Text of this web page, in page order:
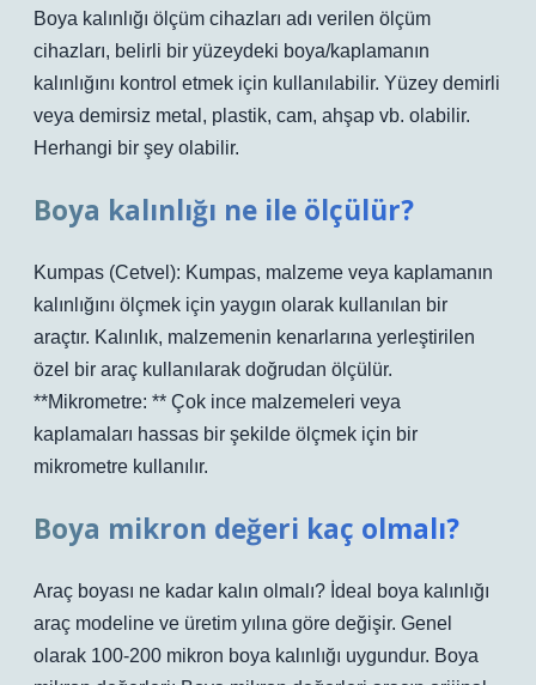
Boya kalınlığı ölçüm cihazları adı verilen ölçüm
cihazları, belirli bir yüzeydeki boya/kaplamanın
kalınlığını kontrol etmek için kullanılabilir. Yüzey demirli
veya demirsiz metal, plastik, cam, ahşap vb. olabilir.
Herhangi bir şey olabilir.
Boya kalınlığı ne ile ölçülür?
Kumpas (Cetvel): Kumpas, malzeme veya kaplamanın
kalınlığını ölçmek için yaygın olarak kullanılan bir
araçtır. Kalınlık, malzemenin kenarlarına yerleştirilen
özel bir araç kullanılarak doğrudan ölçülür.
**Mikrometre: ** Çok ince malzemeleri veya
kaplamaları hassas bir şekilde ölçmek için bir
mikrometre kullanılır.
Boya mikron değeri kaç olmalı?
Araç boyası ne kadar kalın olmalı? İdeal boya kalınlığı
araç modeline ve üretim yılına göre değişir. Genel
olarak 100-200 mikron boya kalınlığı uygundur. Boya